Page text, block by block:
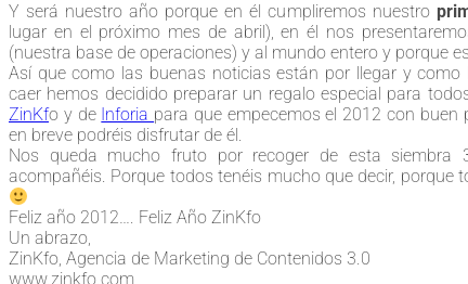
Y será nuestro año porque en él cumpliremos nuestro
lugar en el próximo mes de abril), en él nos
(nuestra base de operaciones) y al mundo entero y porque
Así que como las buenas noticias están por llegar y como
caer hemos decidido preparar un regalo especial para
ZinKfo y de Inforia para que empecemos el 2012 con buen
en breve podréis disfrutar de él.
Nos queda mucho fruto por recoger de esta
acompañéis. Porque todos tenéis mucho que decir, porque
Feliz año 2012…. Feliz Año ZinKfo
Un abrazo,
ZinKfo, Agencia de Marketing de Contenidos 3.0
www.zinkfo.com